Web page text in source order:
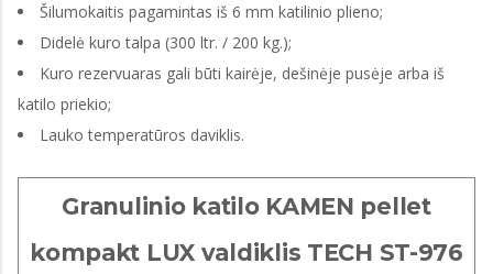
Šilumokaitis pagamintas iš 6 mm katilinio plieno;
Didelė kuro talpa (300 ltr. / 200 kg.);
Kuro rezervuaras gali būti kairėje, dešinėje pusėje arba iš
katilo priekio;
Lauko temperatūros daviklis.
Granulinio katilo KAMEN pellet
kompakt LUX valdiklis TECH ST-976